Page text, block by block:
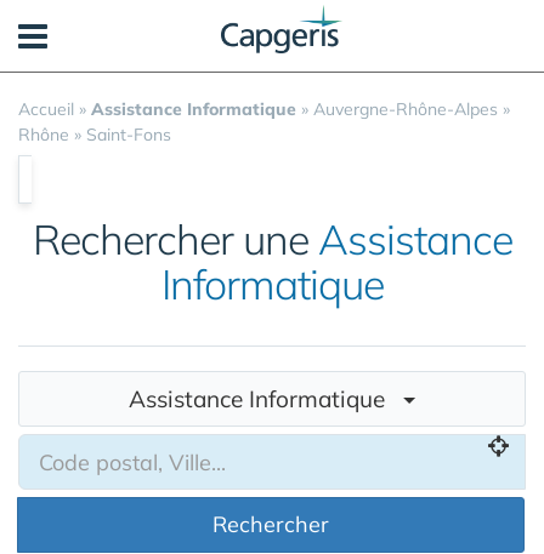
Accueil » Assistance Informatique » Auvergne-Rhône-Alpes »
Rhône » Saint-Fons
Rechercher une Assistance
Informatique
Assistance Informatique
Rechercher